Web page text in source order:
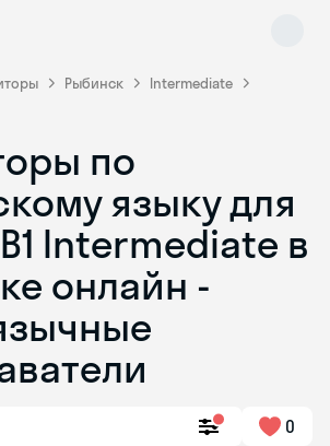
Рыбинск
Intermediate
по
языку для
Intermediate в
онлайн -
0